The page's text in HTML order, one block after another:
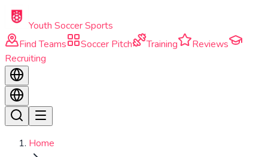
Skip to main content
Youth Soccer Sports
Find Teams
Soccer Pitch Training
Reviews
Recruiting
Home